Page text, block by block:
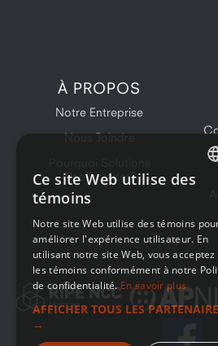
À PROPOS
Notre Entreprise
Nous Joindre
OneProvider?
Ce site Web utilise des
témoins
Notre site Web utilise des témoins
améliorer l'expérience utilisateur. En
utilisant notre site Web, vous acceptez
les témoins conformément à notre
de confidentialité. En savoir plus
AFFICHER TOUS LES
→